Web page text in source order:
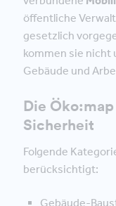
öffentliche
gesetzlich
kommen sie nicht
Gebäude und
Die
Sicherheit
Folgende
berücksichtigt:
Gebäude-